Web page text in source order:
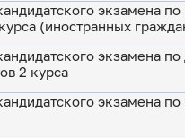
экзамена
(иностранных
экзамена
2 курса
экзамена